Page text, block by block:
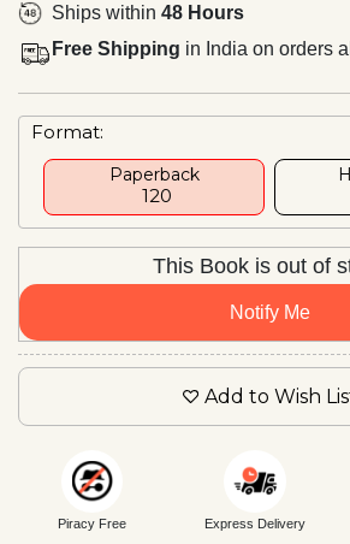
Ships within 48 Hours
Free Shipping in India on orders
Format:
Paperback
₹ 120
This Book is out of
Notify Me
Add to Wish
Piracy Free Express Delivery